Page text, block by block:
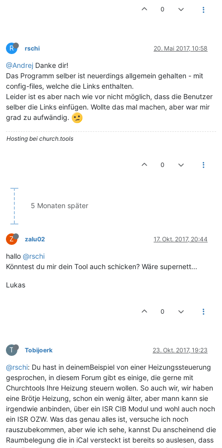
0
R rschi 20. Mai 2017, 10:58
@Andrej Danke dir!
Das Programm selber ist neuerdings allgemein gehalten - mit
config-files, welche die Links enthalten.
Leider ist es aber nach wie vor nicht möglich, dass die Benutzer
selber die Links einfügen. Wollte das mal machen, aber war mir
grad zu aufwändig.
Hosting bei church.tools
0
5 Monaten später
Z zalu02 17. Okt. 2017, 20:44
hallo @rschi
Könntest du mir dein Tool auch schicken? Wäre supernett...
Lukas
0
T Tobijoerk 23. Okt. 2017, 19:23
@rschi: Du hast in deinemBeispiel von einer Heizungssteuerung
gesprochen, in diesem Forum gibt es einige, die gerne mit
Churchtools Ihre Heizung steuern wollen. So auch wir, wir haben
eine Brötje Heizung, schon ein wenig älter, aber mann kann sie
irgendwie anbinden, über ein ISR CIB Modul und wohl auch noch
ein ISR OZW. Was das genau alles ist, versuche ich noch
rauszubekommen, aber wie ich sehe, kannst Du anscheinend die
Raumbelegung die in iCal versteckt ist bereits so auslesen, dass